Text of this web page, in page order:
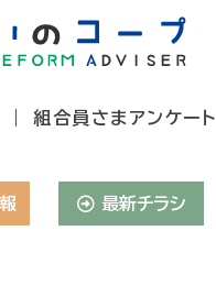
組合員さまアンケート
最新チラシ